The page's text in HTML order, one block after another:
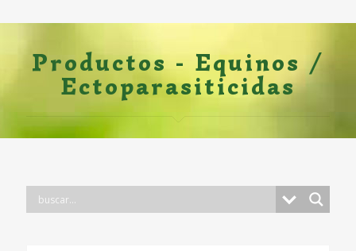
Productos - Equinos /
Ectoparasiticidas